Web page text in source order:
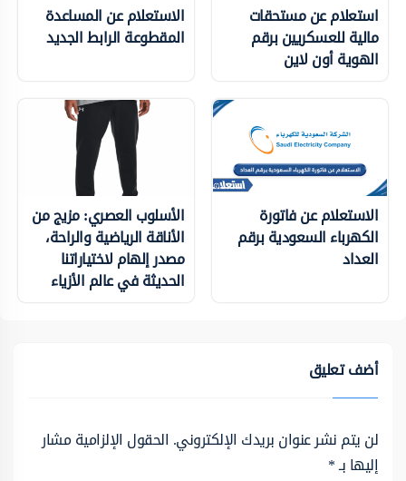
استعلام عن مستحقات
مالية للعسكريين برقم
الهوية أون لاين
الاستعلام عن المساعدة
المقطوعة الرابط الجديد
الاستعلام عن فاتورة
الكهرباء السعودية برقم
العداد
الأسلوب العصري: مزيج من
الأناقة الرياضية والراحة،
مصدر إلهام لاختياراتنا
الحديثة في عالم الأزياء
أضف تعليق
لن يتم نشر عنوان بريدك الإلكتروني. الحقول الإلزامية مشار
إليها بـ*